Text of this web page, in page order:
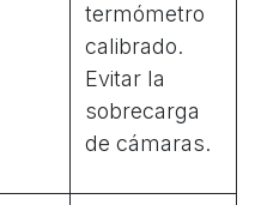
termómetro
calibrado.
Evitar la
sobrecarga
de cámaras.